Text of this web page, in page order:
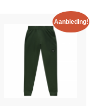
Aanbieding!